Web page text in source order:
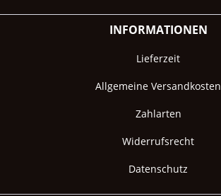
INFORMATIONEN
Lieferzeit
Allgemeine Versandkosten
Zahlarten
Widerrufsrecht
Datenschutz